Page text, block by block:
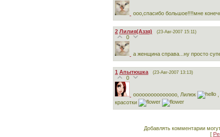
ооо,спасибо большое!!!!мне
2 Лилия(Аззя) (23-Авг-2007 15:11)
0
а женщина справа...ну просто
1 Апытюшка (23-Авг-2007 13:13)
0
ооооооооооооооо, Лилюк
красотки
Добавлять комментарии
[